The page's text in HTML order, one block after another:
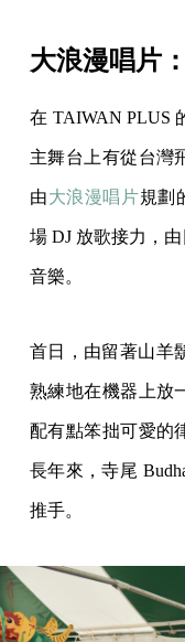
大浪漫唱片
在 TAIWAN PLUS
主舞台上有從台灣
由大浪漫唱片規劃
場 DJ 放歌接力，
音樂。
首日，由留著山羊
熟練地在機器上放
配有點笨拙可愛的
長年來，寺尾
推手。